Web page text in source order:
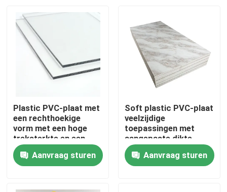
Thuis
Plastic PVC-plaat met
een rechthoekige
vorm met een hoge
treksterkte en een
glad oppervlak
Aanvraag sturen
Soft plastic PVC-plaat
veelzijdige
toepassingen met
aangepaste dikte
Aanvraag sturen